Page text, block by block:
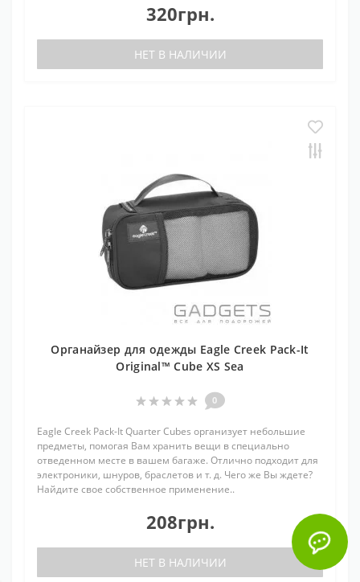
320грн.
НЕТ В НАЛИЧИИ
Органайзер для одежды Eagle Creek Pack-It
Original™ Cube XS Sea
0
Eagle Creek Pack-It Quarter Cubes организует небольшие
предметы, помогая Вам хранить вещи в специально
отведенном месте в вашем багаже. Отлично подходит для
электроники, шнуров, браслетов и т. д. Чего же Вы ждете?
Найдите свое собственное применение..
208грн.
НЕТ В НАЛИЧИИ